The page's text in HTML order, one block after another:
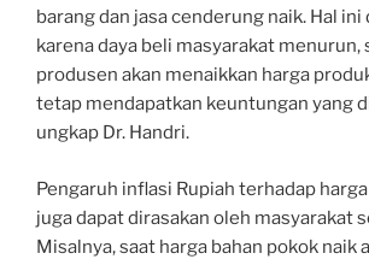
barang dan jasa cenderung naik. Hal ini
karena daya beli masyarakat menurun,
produsen akan menaikkan harga
tetap mendapatkan keuntungan yang
ungkap Dr. Handri.
Pengaruh inflasi Rupiah terhadap
juga dapat dirasakan oleh masyarakat
Misalnya, saat harga bahan pokok naik